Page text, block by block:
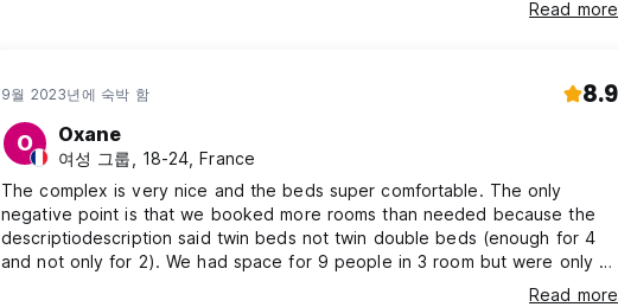
Read more
9월 2023년에 숙박 함 8.9
O Oxane
여성 그룹, 18-24, France
The complex is very nice and the beds super comfortable. The only
negative point is that we booked more rooms than needed because the
descriptiodescription said twin beds not twin double beds (enough for 4
and not only for 2). We had space for 9 people in 3 room but were only 5
and when we arrived we still had to pay all of them. Except for that it was
Read more